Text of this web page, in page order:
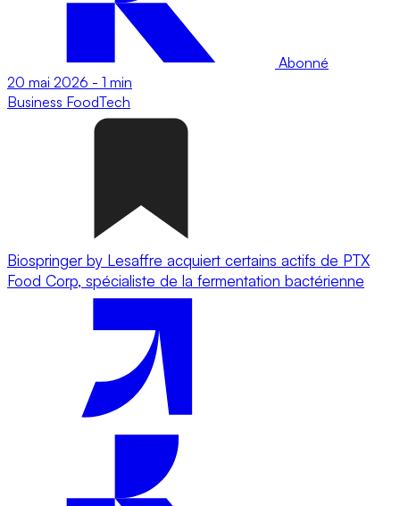
Abonné
20 mai 2026 - 1 min
Business FoodTech
Biospringer by Lesaffre acquiert certains actifs de PTX
Food Corp, spécialiste de la fermentation bactérienne